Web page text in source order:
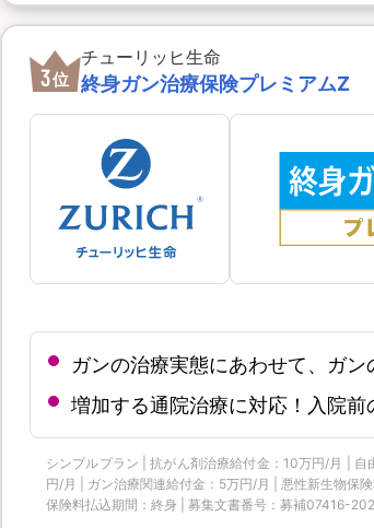
3位
チューリッヒ生命
終身ガン治療保険プレミアムZ
ガンの治療実態にあわせて、ガ
増加する通院治療に対応！入院
シンプルプラン | 抗がん剤治療給付金：10万円/月 |
円/月 | ガン治療関連給付金：5万円/月 | 悪性新生物保
保険料払込期間：終身 | 募集文書番号：募補07416-